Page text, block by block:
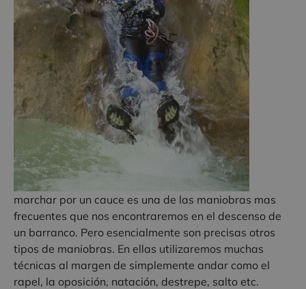
marchar por un cauce es una de las maniobras mas
frecuentes que nos encontraremos en el descenso de
un barranco. Pero esencialmente son precisas otros
tipos de maniobras. En ellas utilizaremos muchas
técnicas al margen de simplemente andar como el
rapel, la oposición, natación, destrepe, salto etc.